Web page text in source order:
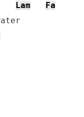
Lam
Fa